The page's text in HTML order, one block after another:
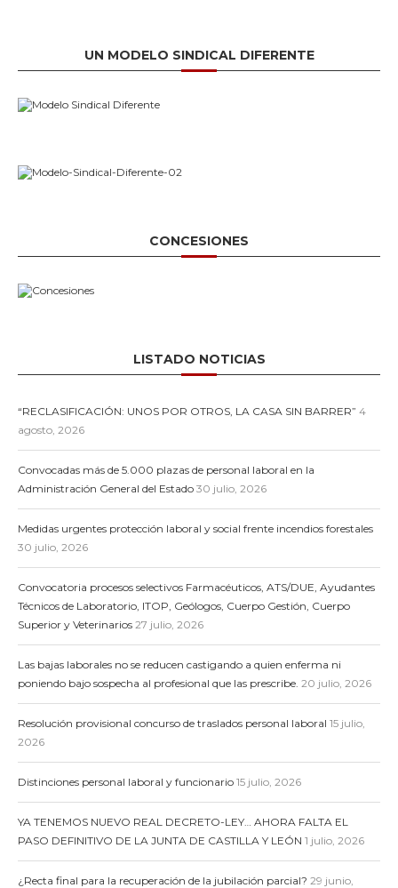
UN MODELO SINDICAL DIFERENTE
CONCESIONES
LISTADO NOTICIAS
“RECLASIFICACIÓN: UNOS POR OTROS, LA CASA SIN BARRER” 4
agosto, 2026
Convocadas más de 5.000 plazas de personal laboral en la
Administración General del Estado 30 julio, 2026
Medidas urgentes protección laboral y social frente incendios forestales
30 julio, 2026
Convocatoria procesos selectivos Farmacéuticos, ATS/DUE, Ayudantes
Técnicos de Laboratorio, ITOP, Geólogos, Cuerpo Gestión, Cuerpo
Superior y Veterinarios 27 julio, 2026
Las bajas laborales no se reducen castigando a quien enferma ni
poniendo bajo sospecha al profesional que las prescribe. 20 julio, 2026
Resolución provisional concurso de traslados personal laboral 15 julio,
2026
Distinciones personal laboral y funcionario 15 julio, 2026
YA TENEMOS NUEVO REAL DECRETO-LEY… AHORA FALTA EL
PASO DEFINITIVO DE LA JUNTA DE CASTILLA Y LEÓN 1 julio, 2026
¿Recta final para la recuperación de la jubilación parcial? 29 junio,